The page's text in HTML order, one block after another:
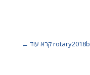
rotary2018bקרא עוד ←